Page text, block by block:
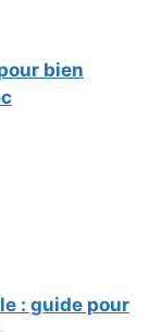
bien
: guide pour